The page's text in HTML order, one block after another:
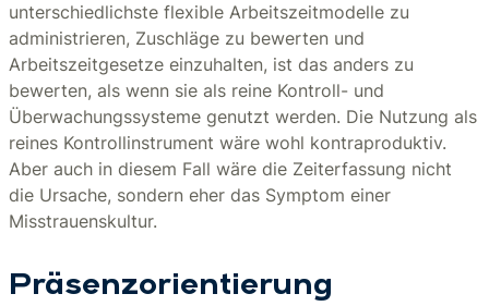
unterschiedlichste flexible Arbeitszeitmodelle zu
administrieren, Zuschläge zu bewerten und
Arbeitszeitgesetze einzuhalten, ist das anders zu
bewerten, als wenn sie als reine Kontroll- und
Überwachungssysteme genutzt werden. Die Nutzung als
reines Kontrollinstrument wäre wohl kontraproduktiv.
Aber auch in diesem Fall wäre die Zeiterfassung nicht
die Ursache, sondern eher das Symptom einer
Misstrauenskultur.
Präsenzorientierung